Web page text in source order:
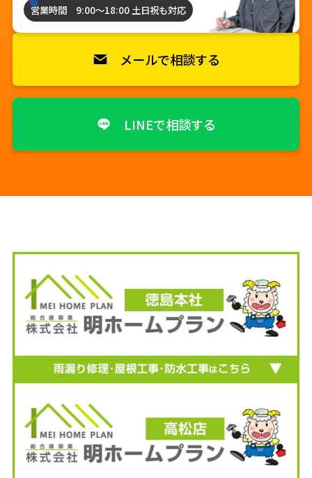
営業時間 9:00〜18:00 土日祝も対応
メールで相談する
LINEで相談する